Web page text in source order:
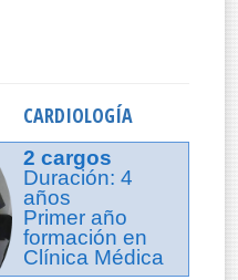
CARDIOLOGÍA
2 cargos
Duración: 4
años
Primer año
formación en
Clínica Médica